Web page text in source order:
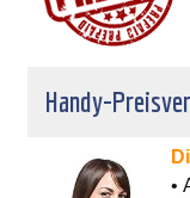
Handy-
•